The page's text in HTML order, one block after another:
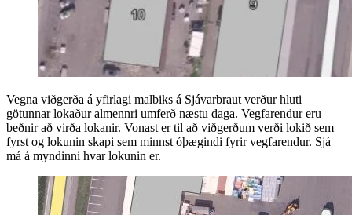
Vegna viðgerða á yfirlagi malbiks á Sjávarbraut verður hluti
götunnar lokaður almennri umferð næstu daga. Vegfarendur eru
beðnir að virða lokanir. Vonast er til að viðgerðum verði lokið sem
fyrst og lokunin skapi sem minnst óþægindi fyrir vegfarendur. Sjá
má á myndinni hvar lokunin er.